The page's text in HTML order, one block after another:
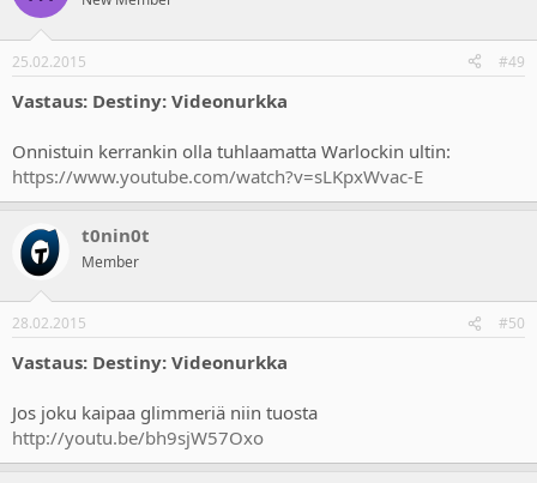
25.02.2015 #49
Vastaus: Destiny: Videonurkka
Onnistuin kerrankin olla tuhlaamatta Warlockin ultin:
https://www.youtube.com/watch?v=sLKpxWvac-E
t0nin0t
Member
28.02.2015 #50
Vastaus: Destiny: Videonurkka
Jos joku kaipaa glimmeriä niin tuosta
http://youtu.be/bh9sjW57Oxo